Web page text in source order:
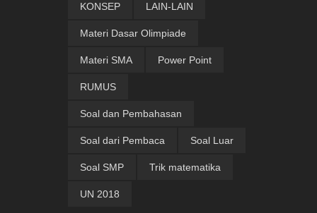
KONSEP LAIN-LAIN
Materi Dasar Olimpiade
Materi SMA Power Point
RUMUS
Soal dan Pembahasan
Soal dari Pembaca Soal Luar
Soal SMP Trik matematika
UN 2018